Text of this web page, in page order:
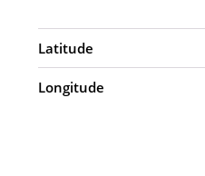
Latitude
Longitude